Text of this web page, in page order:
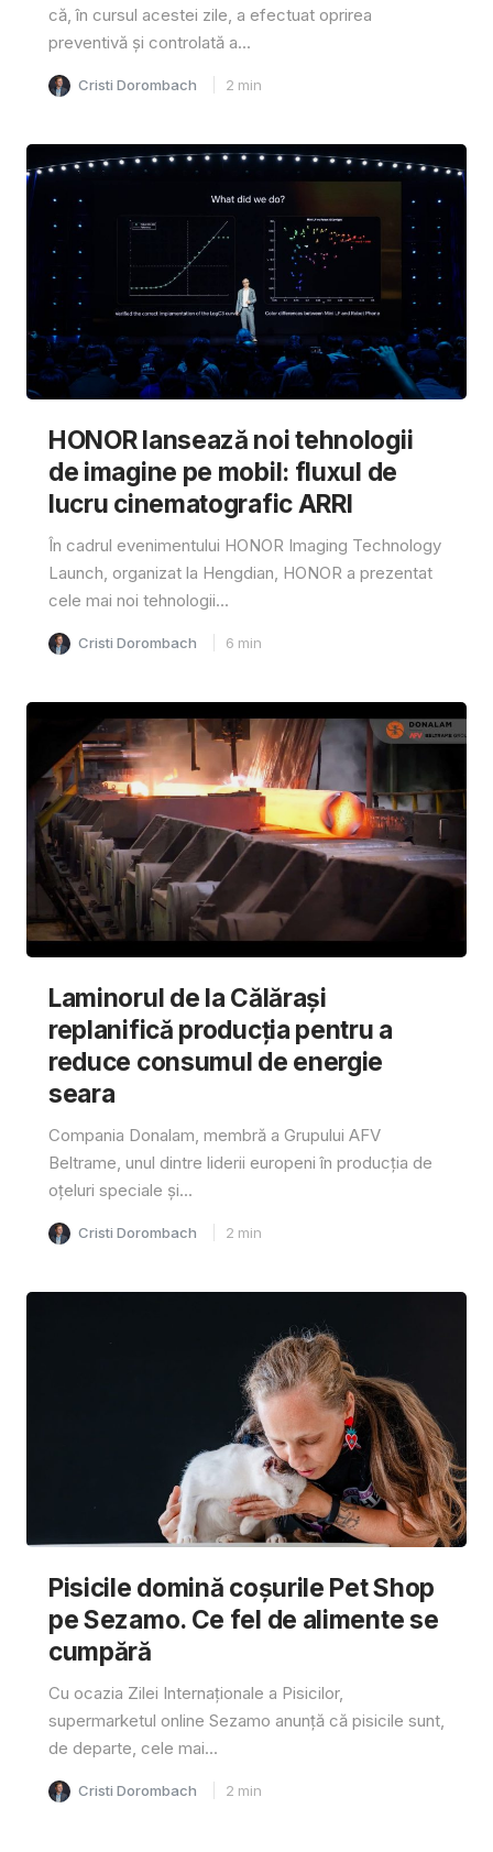
că, în cursul acestei zile, a efectuat oprirea
preventivă și controlată a...
Cristi Dorombach 2 min
HONOR lansează noi tehnologii
de imagine pe mobil: fluxul de
lucru cinematografic ARRI
În cadrul evenimentului HONOR Imaging Technology
Launch, organizat la Hengdian, HONOR a prezentat
cele mai noi tehnologii...
Cristi Dorombach 6 min
Laminorul de la Călărași
replanifică producția pentru a
reduce consumul de energie
seara
Compania Donalam, membră a Grupului AFV
Beltrame, unul dintre liderii europeni în producția de
oțeluri speciale și...
Cristi Dorombach 2 min
Pisicile domină coșurile Pet Shop
pe Sezamo. Ce fel de alimente se
cumpără
Cu ocazia Zilei Internaționale a Pisicilor,
supermarketul online Sezamo anunță că pisicile sunt,
de departe, cele mai...
Cristi Dorombach 2 min